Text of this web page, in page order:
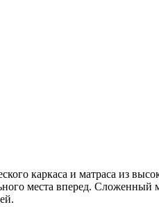
каркаса и матраса из
места вперед. Сложенный